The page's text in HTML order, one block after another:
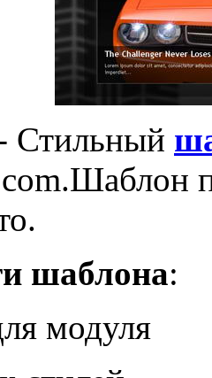
Стильный
шаблона:
модуля